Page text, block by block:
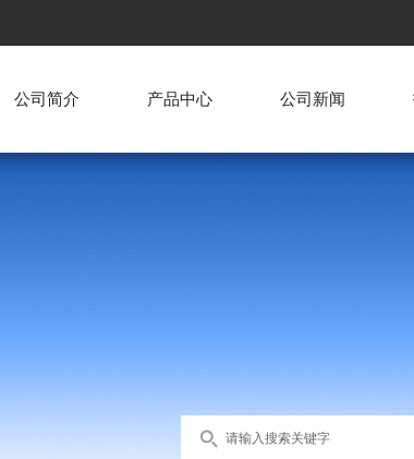
公司简介 产品中心 公司新闻